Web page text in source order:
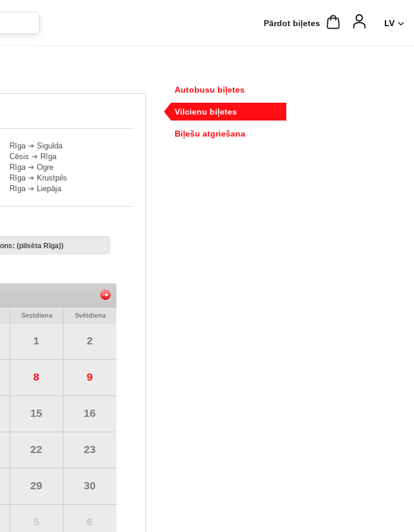
Pārdot biļetes
Rīga➔ Sigulda
Cēsis ➔ Rīga
Rīga➔ Ogre
Rīga➔ Krustpils
Rīga➔ Liepāja
Sestdiena Svētdiena
1 2
8 9
15 16
22 23
29 30
5 6
Autobusu biļetes
Vilcienu biļetes
Biļešu atgriešana